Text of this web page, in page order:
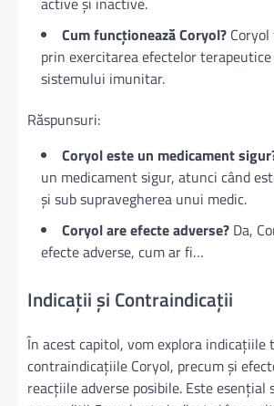
Cum funcționează Coryol?
prin exercitarea efectelor
sistemului imunitar.
Răspunsuri:
Coryol este un medicament
un medicament sigur, atunci când
și sub supravegherea unui medic.
Coryol are efecte adverse? Da,
efecte adverse, cum ar fi…
Indicații și Contraindicații
În acest capitol, vom explora indicațiile
contraindicațiile Coryol, precum și
reacțiile adverse posibile. Este esențial